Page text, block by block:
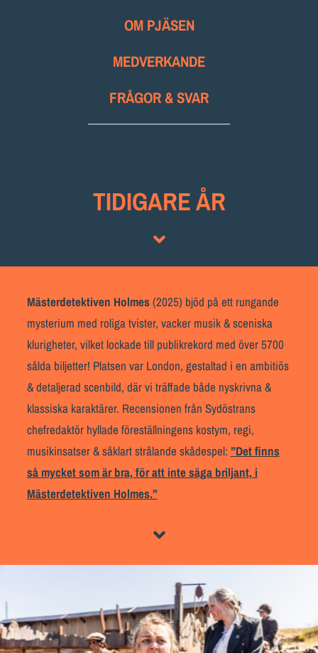
OM PJÄSEN
MEDVERKANDE
FRÅGOR & SVAR
TIDIGARE ÅR
Mästerdetektiven Holmes (2025) bjöd på ett rungande
mysterium med roliga tvister, vacker musik & sceniska
klurigheter, vilket lockade till publikrekord med över 5700
sålda biljetter! Platsen var London, gestaltad i en ambitiös
& detaljerad scenbild, där vi träffade både nyskrivna &
klassiska karaktärer. Recensionen från Sydöstrans
chefredaktör hyllade föreställningens kostym, regi,
musikinsatser & såklart strålande skådespel: ”Det finns
så mycket som är bra, för att inte säga briljant, i
Mästerdetektiven Holmes.”